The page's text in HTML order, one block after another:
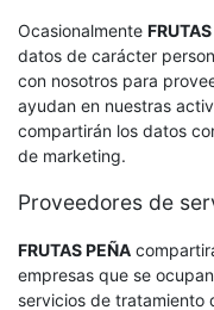
Ocasionalmente
datos de carácter
con nosotros para
ayudan en nuestras
compartirán los datos
de marketing.
Proveedores de
FRUTAS PEÑA
empresas que se
servicios de tratamiento